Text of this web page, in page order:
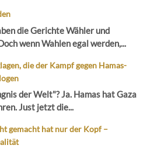
die Gerichte Wähler und
wenn Wahlen egal werden,...
die der Kampf gegen Hamas-
der Welt"? Ja. Hamas hat Gaza
Just jetzt die...
gemacht hat nur der Kopf –